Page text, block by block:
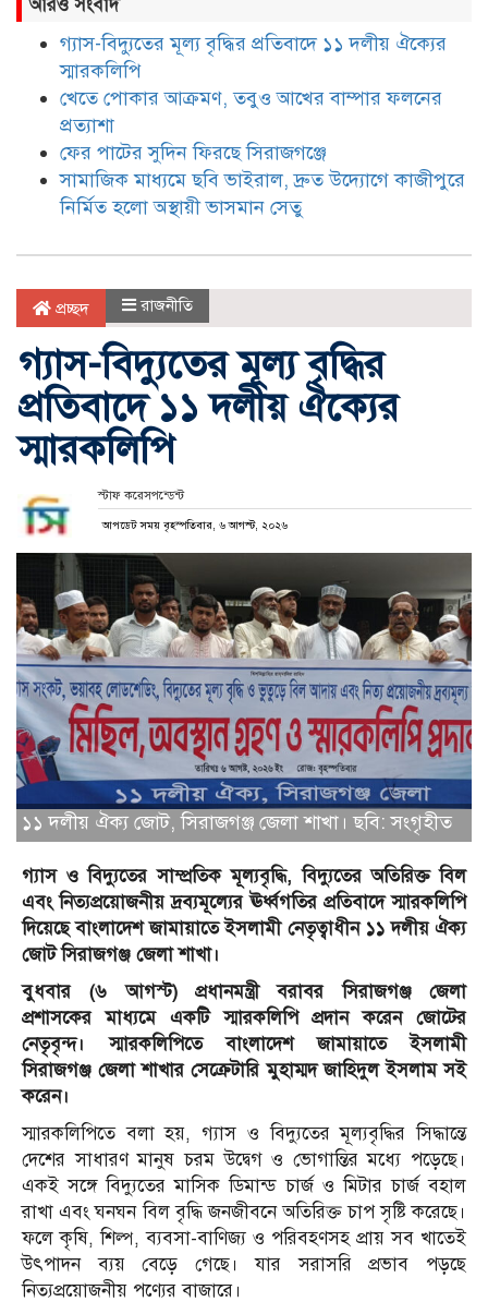
আরও সংবাদ
গ্যাস-বিদ্যুতের মূল্য বৃদ্ধির প্রতিবাদে ১১ দলীয় ঐক্যের
স্মারকলিপি
খেতে পোকার আক্রমণ, তবুও আখের বাম্পার ফলনের
প্রত্যাশা
ফের পাটের সুদিন ফিরছে সিরাজগঞ্জে
সামাজিক মাধ্যমে ছবি ভাইরাল, দ্রুত উদ্যোগে কাজীপুরে
নির্মিত হলো অস্থায়ী ভাসমান সেতু
প্রচ্ছদ রাজনীতি
গ্যাস-বিদ্যুতের মূল্য বৃদ্ধির
প্রতিবাদে ১১ দলীয় ঐক্যের
স্মারকলিপি
স্টাফ করেসপন্ডেন্ট
আপডেট সময় বৃহস্পতিবার, ৬ আগস্ট, ২০২৬
১১ দলীয় ঐক্য জোট, সিরাজগঞ্জ জেলা শাখা। ছবি: সংগৃহীত
গ্যাস ও বিদ্যুতের সাম্প্রতিক মূল্যবৃদ্ধি, বিদ্যুতের অতিরিক্ত বিল
এবং নিত্যপ্রয়োজনীয় দ্রব্যমূল্যের ঊর্ধ্বগতির প্রতিবাদে স্মারকলিপি
দিয়েছে বাংলাদেশ জামায়াতে ইসলামী নেতৃত্বাধীন ১১ দলীয় ঐক্য
জোট সিরাজগঞ্জ জেলা শাখা।
বুধবার (৬ আগস্ট) প্রধানমন্ত্রী বরাবর সিরাজগঞ্জ জেলা
প্রশাসকের মাধ্যমে একটি স্মারকলিপি প্রদান করেন জোটের
নেতৃবৃন্দ। স্মারকলিপিতে বাংলাদেশ জামায়াতে ইসলামী
সিরাজগঞ্জ জেলা শাখার সেক্রেটারি মুহাম্মদ জাহিদুল ইসলাম সই
করেন।
স্মারকলিপিতে বলা হয়, গ্যাস ও বিদ্যুতের মূল্যবৃদ্ধির সিদ্ধান্তে
দেশের সাধারণ মানুষ চরম উদ্বেগ ও ভোগান্তির মধ্যে পড়েছে।
একই সঙ্গে বিদ্যুতের মাসিক ডিমান্ড চার্জ ও মিটার চার্জ বহাল
রাখা এবং ঘনঘন বিল বৃদ্ধি জনজীবনে অতিরিক্ত চাপ সৃষ্টি করেছে।
ফলে কৃষি, শিল্প, ব্যবসা-বাণিজ্য ও পরিবহণসহ প্রায় সব খাতেই
উৎপাদন ব্যয় বেড়ে গেছে। যার সরাসরি প্রভাব পড়ছে
নিত্যপ্রয়োজনীয় পণ্যের বাজারে।